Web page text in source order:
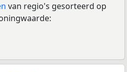
van regio's gesorteerd op